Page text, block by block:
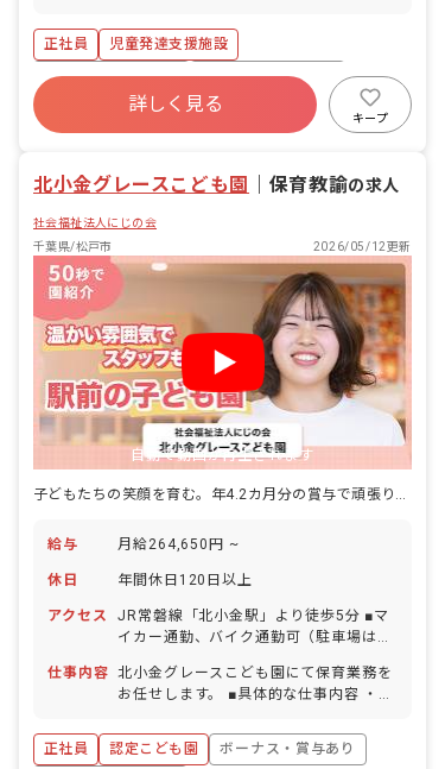
集団活動の直接支援業務 ・書類作成、送
迎、保護者対応 ・療育に関わる一切の業
務
正社員
児童発達支援施設
ボーナス・賞与あり
年間休日120日以上
社会保険完備
有給
福利厚生充実
詳しく見る
キープ
北小金グレースこども園 保育教諭の求人
社会福祉法人にじの会
千葉県/松戸市
2026/05/12更新
自動で動画が再生されます
給与 月給264,650円 ~
休日 年間休日120日以上
アクセス
JR常磐線「北小金駅」より徒歩5分 ■マ
イカー通勤、バイク通勤可（駐車場は自
寄り駅の駐輪場代も補助）
仕事内容 北小金グレースこども園にて保育業務を
お任せします。 ■具体的な仕事内容 ・乳
た業務をお願いします。 ■職場の雰囲気
人員にゆとりがあるため休み相談もしや
正社員 認定こども園
ボーナス・賞与あり